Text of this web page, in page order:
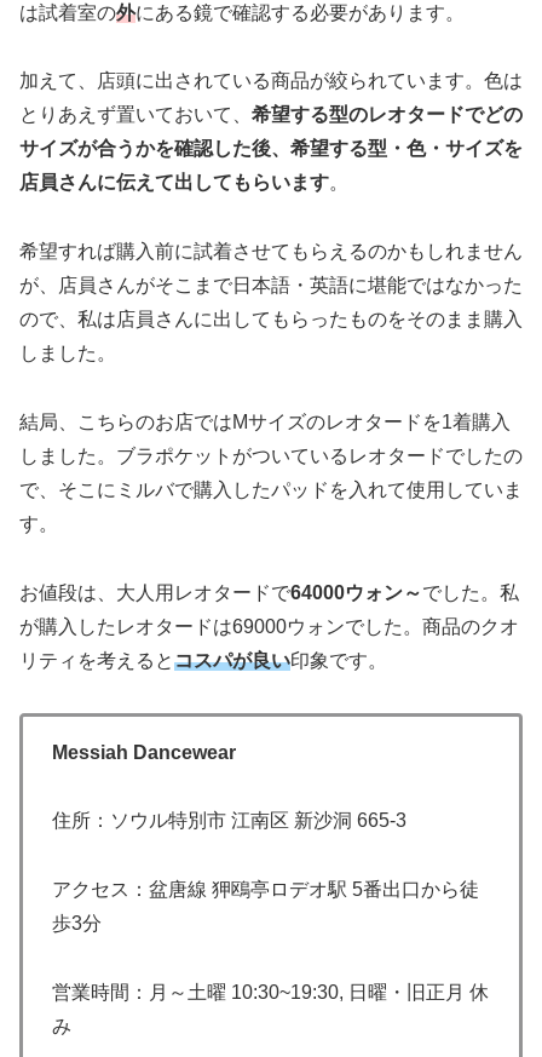
は試着室の外にある鏡で確認する必要があります。
加えて、店頭に出されている商品が絞られています。色は
とりあえず置いておいて、 希望する型のレオタードでどの
サイズが合うかを確認した後、希望する型・色・サイズを
店員さんに伝えて出してもらいます。
希望すれば購入前に試着させてもらえるのかもしれません
が、店員さんがそこまで日本語・英語に堪能ではなかった
ので、私は店員さんに出してもらったものをそのまま購入
しました。
結局、こちらのお店ではMサイズのレオタードを1着購入
しました。ブラポケットがついているレオタードでしたの
で、そこにミルバで購入したパッドを入れて使用していま
す。
お値段は、大人用レオタードで64000ウォン～でした。私
が購入したレオタードは69000ウォンでした。商品のクオ
リティを考えるとコスパが良い印象です。
Messiah Dancewear
住所：ソウル特別市 江南区 新沙洞 665-3
アクセス：盆唐線 狎鴎亭ロデオ駅 5番出口から徒
歩3分
営業時間：月～土曜 10:30~19:30, 日曜・旧正月 休
み